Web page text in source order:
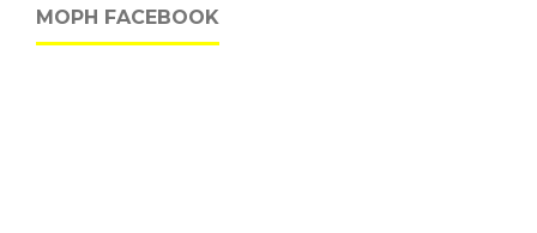
MOPH FACEBOOK